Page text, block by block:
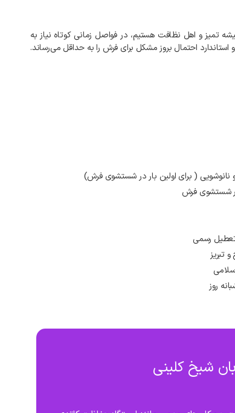
تمیز و اهل نظافت هستیم، در فواصل زمانی کوتاه نیاز به
احتمال بروز مشکل برای فرش را به‌ حداقل می‌رساند.
نانوشویی ( برای اولین بار در شستشوی فرش)
در شستشوی فرش
تبریز
شیخ کلینی